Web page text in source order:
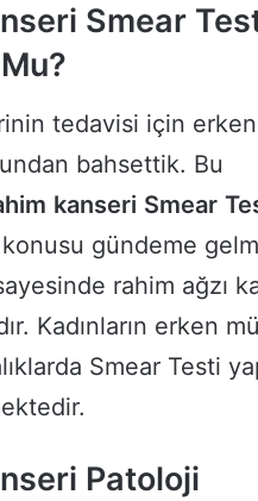
Smear
tedavisi için
bahsettik. Bu
kanseri Smear
konusu gündeme
rahim ağzı
Kadınların erken
Smear Testi
Patoloji